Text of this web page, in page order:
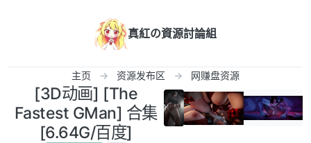
真紅の資源討論組
主页 资源发布区 网赚盘资源
[3D动画] [The
Fastest GMan] 合集
[6.64G/百度]